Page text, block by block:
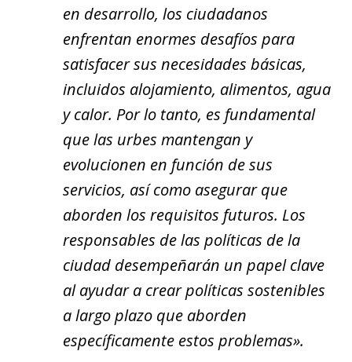
en desarrollo, los ciudadanos
enfrentan enormes desafíos para
satisfacer sus necesidades básicas,
incluidos alojamiento, alimentos, agua
y calor. Por lo tanto, es fundamental
que las urbes mantengan y
evolucionen en función de sus
servicios, así como asegurar que
aborden los requisitos futuros. Los
responsables de las políticas de la
ciudad desempeñarán un papel clave
al ayudar a crear políticas sostenibles
a largo plazo que aborden
específicamente estos problemas».